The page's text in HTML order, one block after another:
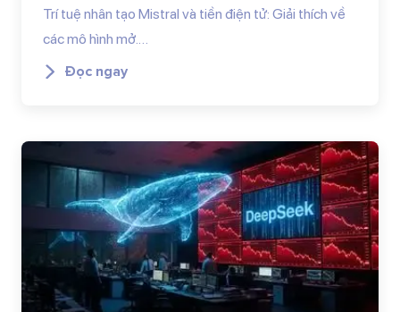
Trí tuệ nhân tạo Mistral và tiền điện tử: Giải thích về
các mô hình mở.…
Đọc ngay